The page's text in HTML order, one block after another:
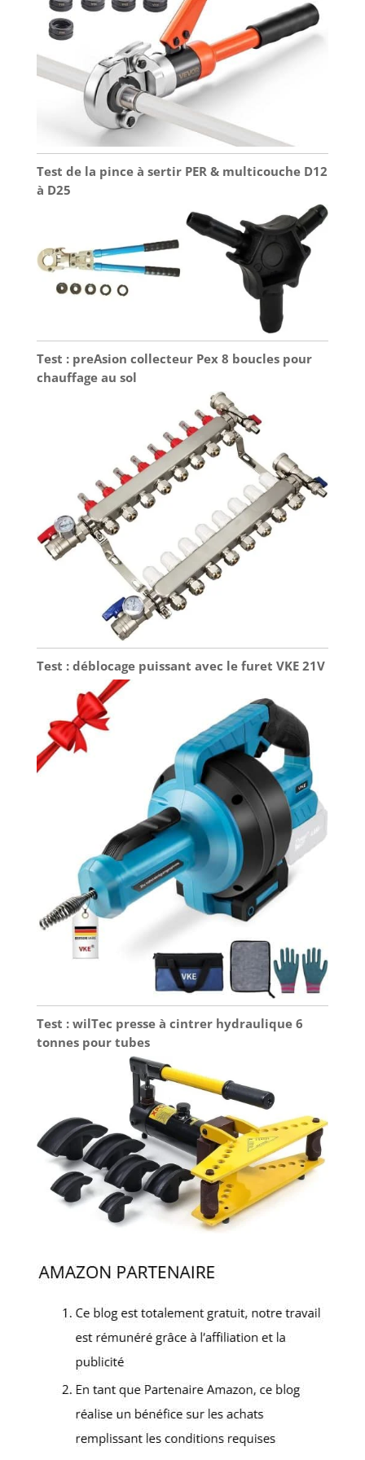
Test de la pince à sertir PER & multicouche D12
à D25
Test : preAsion collecteur Pex 8 boucles pour
chauffage au sol
Test : déblocage puissant avec le furet VKE 21V
Test : wilTec presse à cintrer hydraulique 6
tonnes pour tubes